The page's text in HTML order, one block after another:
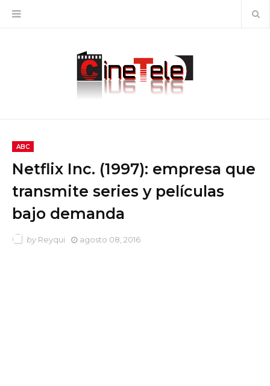
ABC
Netflix Inc. (1997): empresa que
transmite series y películas
bajo demanda
by Reyqui agosto 08, 2016